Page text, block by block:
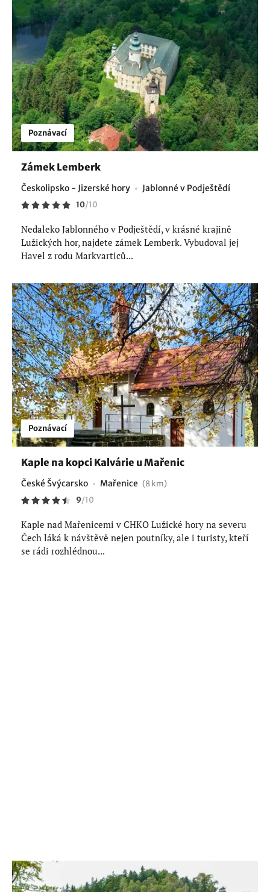
Poznávací
Zámek Lemberk
Českolipsko - Jizerské hory Jablonné v Podještědí
10/10
Nedaleko Jablonného v Podještědí, v krásné krajině
Lužických hor, najdete zámek Lemberk. Vybudoval jej
Havel z rodu Markvarticů...
Poznávací
Kaple na kopci Kalvárie u Mařenic
České Švýcarsko Mařenice (8 km)
9/10
Kaple nad Mařenicemi v CHKO Lužické hory na severu
Čech láká k návštěvě nejen poutníky, ale i turisty, kteří
se rádi rozhlédnou...